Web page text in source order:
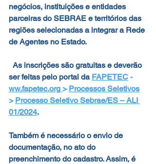
negócios, instituições e entidades
parceiras do SEBRAE e territórios das
regiões selecionadas a integrar a Rede
de Agentes no Estado.
ser feitas pelo portal da FAPETEC -
ww.fapetec.org > Processos Seletivos
> Processo Seletivo Sebrae/ES – ALI
01/2024.
Também é necessário o envio de
documentação, no ato do
preenchimento do cadastro. Assim, é